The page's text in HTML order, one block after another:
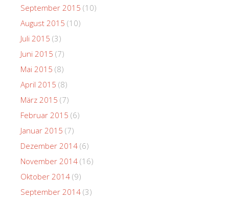
September 2015 (10)
August 2015 (10)
Juli 2015 (3)
Juni 2015 (7)
Mai 2015 (8)
April 2015 (8)
März 2015 (7)
Februar 2015 (6)
Januar 2015 (7)
Dezember 2014 (6)
November 2014 (16)
Oktober 2014 (9)
September 2014 (3)